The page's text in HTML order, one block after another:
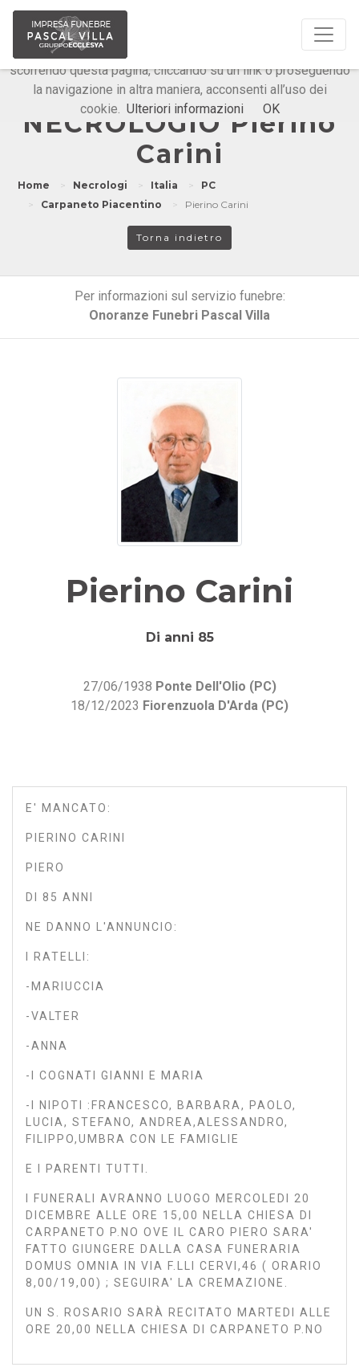
Onoranze Funebri Pascal Villa
NECROLOGIO Pierino
Carini
Home Necrologi Italia
PC
Carpaneto Piacentino
Pierino Carini
Torna indietro
Per informazioni sul servizio funebre:
Onoranze Funebri Pascal Villa
Pierino Carini
Di anni 85
27/06/1938 Ponte Dell'Olio (PC)
18/12/2023 Fiorenzuola D'Arda (PC)
E' MANCATO:
PIERINO CARINI
PIERO
DI 85 ANNI
NE DANNO L'ANNUNCIO:
I RATELLI:
-MARIUCCIA
-VALTER
-ANNA
-I COGNATI GIANNI E MARIA
-I NIPOTI :FRANCESCO, BARBARA, PAOLO,
LUCIA, STEFANO, ANDREA,ALESSANDRO,
FILIPPO,UMBRA CON LE FAMIGLIE
E I PARENTI TUTTI.
I FUNERALI AVRANNO LUOGO MERCOLEDI 20
DICEMBRE ALLE ORE 15,00 NELLA CHIESA DI
CARPANETO P.NO OVE IL CARO PIERO SARA'
FATTO GIUNGERE DALLA CASA FUNERARIA
DOMUS OMNIA IN VIA F.LLI CERVI,46 ( ORARIO
8,00/19,00) ; SEGUIRA' LA CREMAZIONE.
UN S. ROSARIO SARÀ RECITATO MARTEDI ALLE
ORE 20,00 NELLA CHIESA DI CARPANETO P.NO
Questo sito o gli strumenti terzi da questo utilizzati si
avvalgono di cookie necessari al funzionamento ed utili alle
finalità illustrate nella cookie policy. Chiudendo questo banner,
scorrendo questa pagina, cliccando su un link o proseguendo
la navigazione in altra maniera, acconsenti all’uso dei
cookie. Ulteriori informazioni OK